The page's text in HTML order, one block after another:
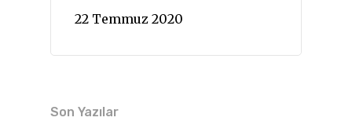
22 Temmuz 2020
Son Yazılar